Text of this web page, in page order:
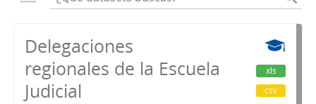
Delegaciones
regionales de la Escuela
Judicial
xls
csv